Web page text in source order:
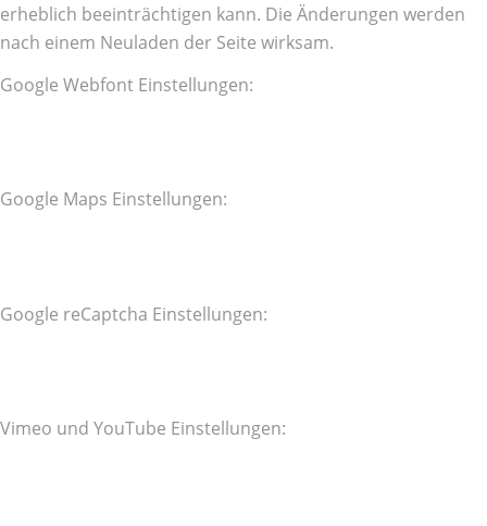
erheblich beeinträchtigen kann. Die Änderungen werden
nach einem Neuladen der Seite wirksam.
Google Webfont Einstellungen:
Google Maps Einstellungen:
Google reCaptcha Einstellungen:
Vimeo und YouTube Einstellungen: